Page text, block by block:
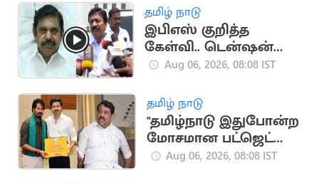
தமிழ் நாடு
இபிஎஸ் குறித்த
கேள்வி.. டென்ஷன்
ஆன சி.வி.சண்முகம்
Aug 06, 2026, 08:08 IST
தமிழ் நாடு
"தமிழ்நாடு இதுபோன்ற
மோசமான பட்ஜெட்டை
பார்த்ததில்லை"..
Aug 06, 2026, 08:08 IST